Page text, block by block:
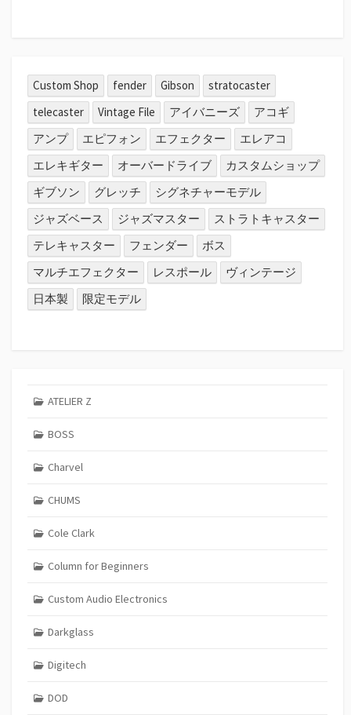
Custom Shop fender Gibson
stratocaster
telecaster
Vintage File アイバニーズ
アコギ
アンプ
エピフォン エフェクター
エレアコ
エレキギター
オーバードライブ
カスタムショップ
ギブソン
グレッチ
シグネチャーモデル
ジャズベース
ジャズマスター
ストラトキャスター
テレキャスター
フェンダー
ボス
マルチエフェクター
レスポール
ヴィンテージ
日本製
限定モデル
ATELIER Z
BOSS
Charvel
CHUMS
Cole Clark
Column for Beginners
Custom Audio Electronics
Darkglass
Digitech
DOD